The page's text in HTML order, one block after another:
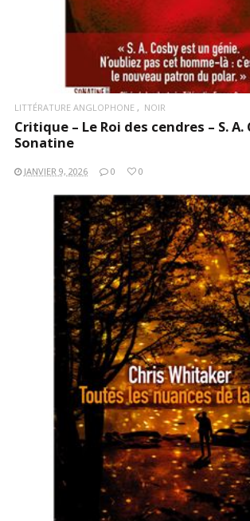
LITTÉRATURE ANGLOPHONE NOIR
Critique – Le Roi des cendres – S. A.
Sonatine
JANVIER 9, 2026 0 0
LIRE LA SUITE